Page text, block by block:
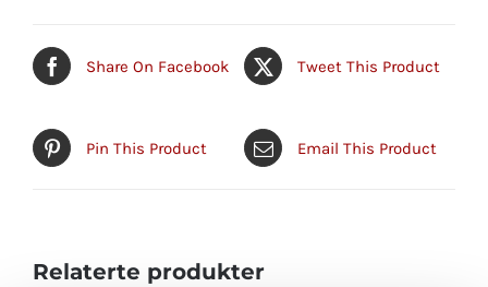
Share On Facebook Tweet This Product
Pin This Product Email This Product
Relaterte produkter